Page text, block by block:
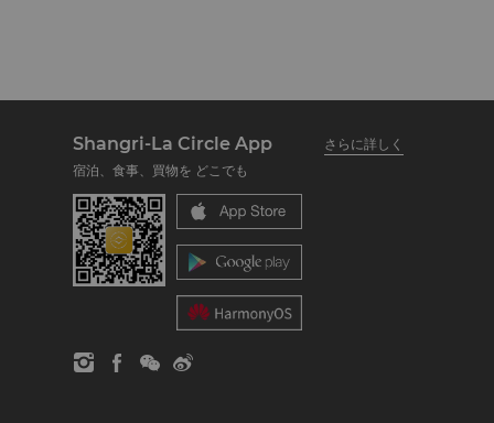
Shangri-La Circle App
さらに詳しく
宿泊、食事、買物を どこでも